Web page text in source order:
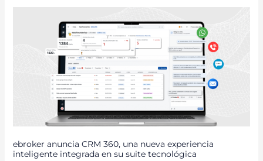
ebroker anuncia CRM 360, una nueva experiencia
inteligente integrada en su suite tecnológica
NUEVA
EXPERIENCIA
INTELIGENTE
INTEGRADA
SUITE
TECNOLÓGICA